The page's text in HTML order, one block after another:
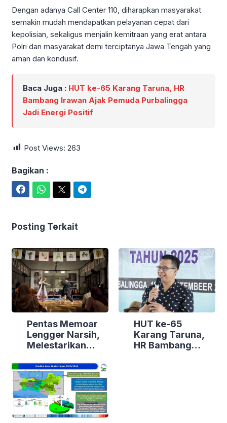
Dengan adanya Call Center 110, diharapkan masyarakat
semakin mudah mendapatkan pelayanan cepat dari
kepolisian, sekaligus menjalin kemitraan yang erat antara
Polri dan masyarakat demi terciptanya Jawa Tengah yang
aman dan kondusif.
Baca Juga : HUT ke-65 Karang Taruna, HR
Bambang Irawan Ajak Pemuda Purbalingga
Jadi Energi Positif
Post Views: 263
Bagikan :
Posting Terkait
Pentas Memoar
Lengger Narsih,
Melestarikan
Tak Benda dari
Banyumas
HUT ke-65
Karang Taruna,
HR Bambang